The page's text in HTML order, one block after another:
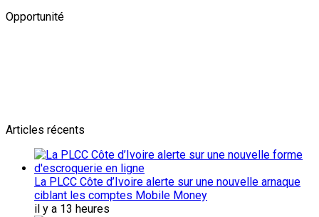
Opportunité
Articles récents
La PLCC Côte d’Ivoire alerte sur une nouvelle arnaque
ciblant les comptes Mobile Money
il y a 13 heures